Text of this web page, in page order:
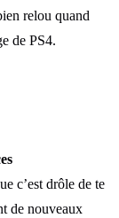
relou quand
de PS4.
c’est drôle de te
de nouveaux